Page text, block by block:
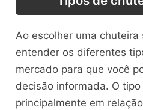
Ao escolher uma chuteira
entender os diferentes
mercado para que você
decisão informada. O
principalmente em